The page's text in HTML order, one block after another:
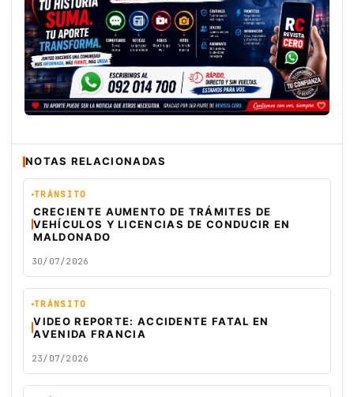
NOTAS RELACIONADAS
TRÁNSITO
CRECIENTE AUMENTO DE TRÁMITES DE
VEHÍCULOS Y LICENCIAS DE CONDUCIR EN
MALDONADO
30/07/2026
TRÁNSITO
VIDEO REPORTE: ACCIDENTE FATAL EN
AVENIDA FRANCIA
23/07/2026